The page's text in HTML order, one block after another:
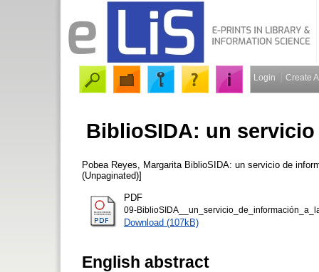
Login Create
BiblioSIDA: un
Pobea Reyes, Margarita BiblioSIDA: un servicio de
(Unpaginated)]
PDF
09-
Download (107kB)
English abstract